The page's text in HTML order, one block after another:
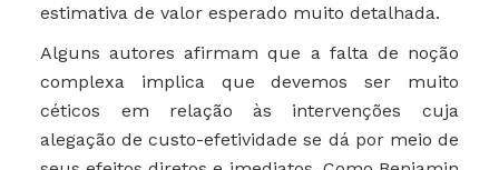
estimativa de valor esperado muito detalhada.
Alguns autores afirmam que a falta de noção
complexa implica que devemos ser muito
céticos em relação às intervenções cuja
alegação de custo-efetividade se dá por meio de